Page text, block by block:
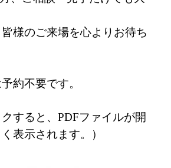
様のご来場を心よりお待ち
約不要です。
クすると、PDFファイルが開
表示されます。）